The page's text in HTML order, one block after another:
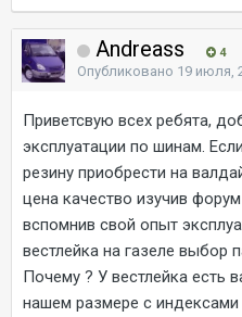
Andreass 4
Опубликовано 19 июля,
Приветсвую всех ребята,
эксплуатации по шинам.
резину приобрести на
цена качество изучив
вспомнив свой опыт
вестлейка на газеле выбор
Почему ? У вестлейка есть
нашем размере с индексами